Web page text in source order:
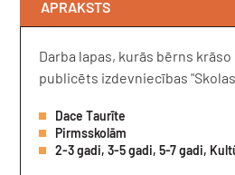
APRAKSTS
Darba lapas, kurās bērns
publicēts izdevniecības
Dace Taurīte
Pirmsskolām